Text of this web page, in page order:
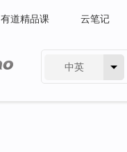
有道精品课 云笔记
中英